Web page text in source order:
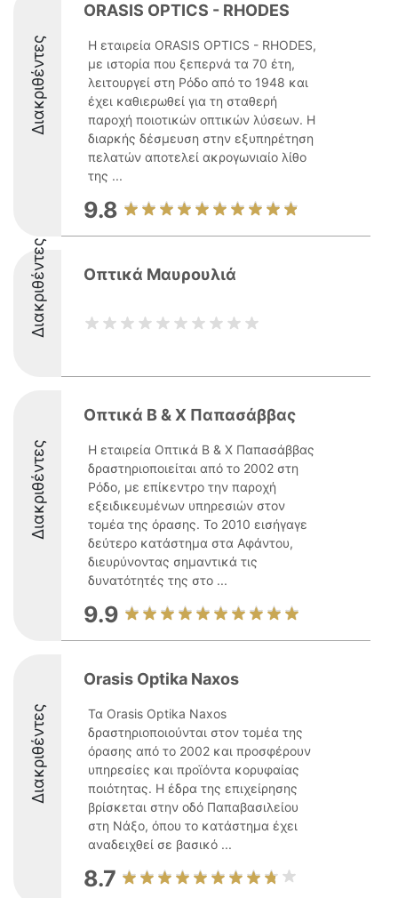
Διακριθέντες
ORASIS OPTICS - RHODES
Η εταιρεία ORASIS OPTICS - RHODES,
με ιστορία που ξεπερνά τα 70 έτη,
λειτουργεί στη Ρόδο από το 1948 και
έχει καθιερωθεί για τη σταθερή
παροχή ποιοτικών οπτικών λύσεων. Η
διαρκής δέσμευση στην εξυπηρέτηση
πελατών αποτελεί ακρογωνιαίο λίθο
της ...
9.8
Διακριθέντες Οπτικά Μαυρουλιά
Διακριθέντες
Οπτικά Β & Χ Παπασάββας
Η εταιρεία Οπτικά Β & Χ Παπασάββας
δραστηριοποιείται από το 2002 στη
Ρόδο, με επίκεντρο την παροχή
εξειδικευμένων υπηρεσιών στον
τομέα της όρασης. Το 2010 εισήγαγε
δεύτερο κατάστημα στα Αφάντου,
διευρύνοντας σημαντικά τις
δυνατότητές της στο ...
9.9
Διακριθέντες
Orasis Optika Naxos
Τα Orasis Optika Naxos
δραστηριοποιούνται στον τομέα της
όρασης από το 2002 και προσφέρουν
υπηρεσίες και προϊόντα κορυφαίας
ποιότητας. Η έδρα της επιχείρησης
βρίσκεται στην οδό Παπαβασιλείου
στη Νάξο, όπου το κατάστημα έχει
αναδειχθεί σε βασικό ...
8.7